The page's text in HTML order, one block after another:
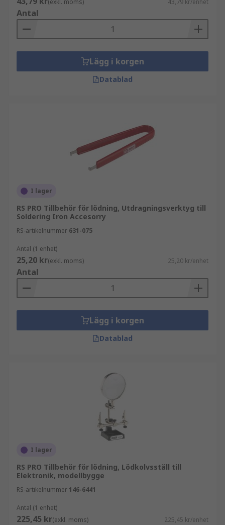
(exkl. moms) 43,79 kr/enhet
Antal
Lägg i korgen
Datablad
I lager
RS PRO Tillbehör för lödning, Utdragningsverktyg till
Soldering Iron Accesorry
RS-artikelnummer 631-075
Antal (1 enhet)
25,20 kr(exkl. moms) 25,20 kr/enhet
Antal
Lägg i korgen
Datablad
I lager
RS PRO Tillbehör för lödning, Lödkolvsställ till
Elektronik, modellbygge
RS-artikelnummer 146-6441
Antal (1 enhet)
225,45 kr(exkl. moms) 225,45 kr/enhet